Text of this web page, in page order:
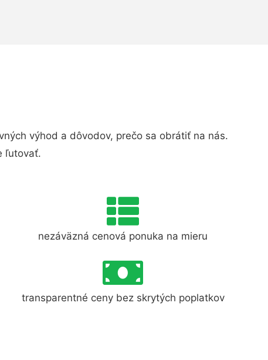
výhod a dôvodov, prečo sa obrátiť na nás.
ľutovať.
nezáväzná cenová ponuka na mieru
transparentné ceny bez skrytých poplatkov